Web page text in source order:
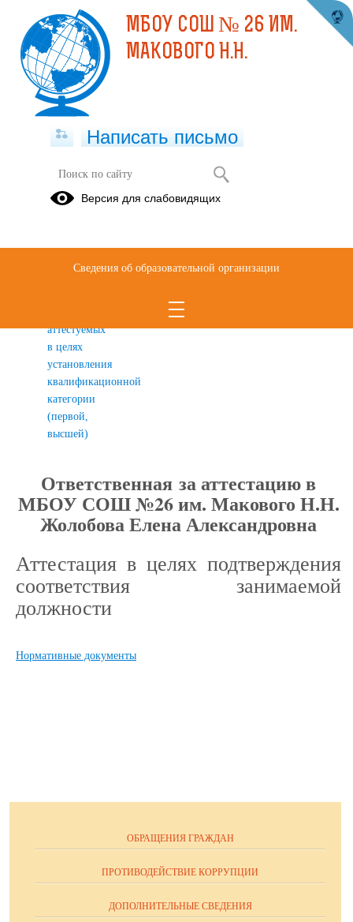
Аттестация педагогических
работников
деятельности
аттестуемых
в целях
установления
квалификационной
категории
(первой,
высшей)
Ответственная за аттестацию в
МБОУ СОШ №26 им. Макового Н.Н.
Жолобова Елена Александровна
Аттестация в целях подтверждения
соответствия занимаемой
должности
Нормативные документы
ОБРАЩЕНИЯ ГРАЖДАН
ПРОТИВОДЕЙСТВИЕ КОРРУПЦИИ
ДОПОЛНИТЕЛЬНЫЕ СВЕДЕНИЯ
МБОУ СОШ № 26 ИМ.
МАКОВОГО Н.Н.
Написать письмо
Версия для слабовидящих
Сведения об образовательной организации